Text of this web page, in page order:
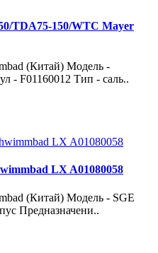
TDA75-150/WTC Mayer
(Китай) Модель -
- F01160012 Тип - саль..
LX A01080058
(Китай) Модель - SGE
Предназначени..